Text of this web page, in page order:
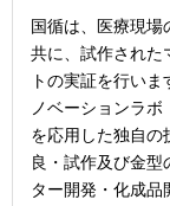
国循は、医療現場
共に、試作された
トの実証を行い
ノベーションラ
を応用した独自の
良・試作及び金
ター開発・化成